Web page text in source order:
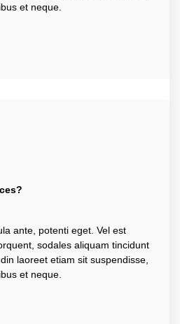
et neque.
ante, potenti eget. Vel est
sodales aliquam tincidunt
laoreet etiam sit suspendisse,
et neque.